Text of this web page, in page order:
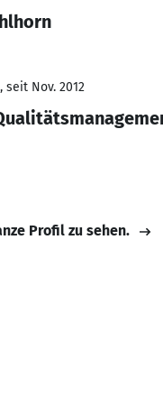
seit Nov. 2012
Profil zu sehen.